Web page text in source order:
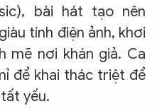
bài hát tạo nên
tính điện ảnh, khơi
mẽ nơi khán giả. Ca
để khai thác triệt để
yếu.